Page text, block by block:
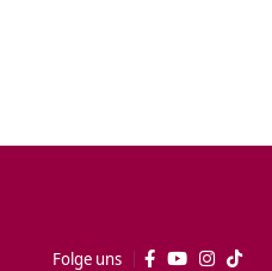
Folge uns